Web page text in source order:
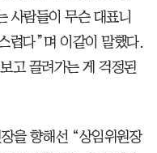
사람들이 무슨 대표니
럽다”며 이같이 말했다.
고 끌려가는 게 걱정된
을 향해선 “상임위원장